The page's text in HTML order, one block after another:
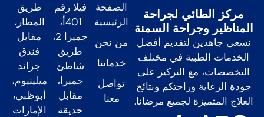
مركز الطائي لجراحة
المناظير وجراحة السمنة
نسعى جاهدين لتقديم أفضل
الخدمات الطبية في مختلف
التخصصات، مع التركيز على
جودة الرعاية وراحتكم ونتائج
العلاج المتميزة لجميع مرضانا.
الصفحة
الرئيسية
من نحن
خدماتنا
تواصل
معنا
فيلا رقم
401أ،
جميرا 2،
طريق
شاطئ
جميرا،
مقابل
حديقة
طريق
المطار،
مقابل
فندق
جراند
ميلينيوم،
أبوظبي،
الإمارات